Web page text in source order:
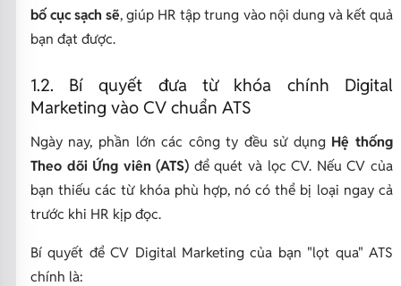
bố cục sạch sẽ, giúp HR tập trung vào nội dung và kết quả
bạn đạt được.
1.2. Bí quyết đưa từ khóa chính Digital
Marketing vào CV chuẩn ATS
Ngày nay, phần lớn các công ty đều sử dụng Hệ thống
Theo dõi Ứng viên (ATS) để quét và lọc CV. Nếu CV của
bạn thiếu các từ khóa phù hợp, nó có thể bị loại ngay cả
trước khi HR kịp đọc.
Bí quyết để CV Digital Marketing của bạn "lọt qua" ATS
chính là: